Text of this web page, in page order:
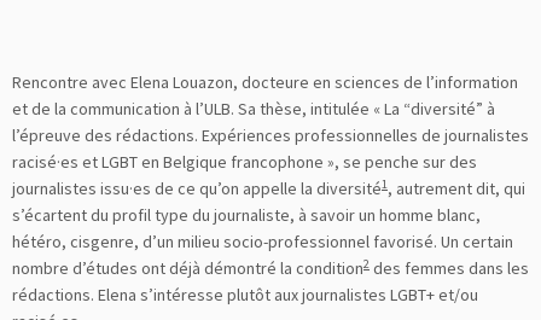
Rencontre avec Elena Louazon, docteure en sciences de l’information
et de la communication à l’ULB. Sa thèse, intitulée « La “diversité” à
l’épreuve des rédactions. Expériences professionnelles de journalistes
racisé·es et LGBT en Belgique francophone », se penche sur des
journalistes issu·es de ce qu’on appelle la diversité1, autrement dit, qui
s’écartent du profil type du journaliste, à savoir un homme blanc,
hétéro, cisgenre, d’un milieu socio-professionnel favorisé. Un certain
nombre d’études ont déjà démontré la condition2 des femmes dans les
rédactions. Elena s’intéresse plutôt aux journalistes LGBT+ et/ou